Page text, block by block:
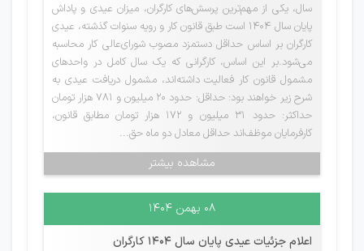
سال، یکی از مهم‌ترین پرسش‌های کارگران، میزان عیدی و پاداش
پایان سال ۱۴۰۴ است طبق قانون کار و رویه سنوات گذشته، عیدی
کارگران بر اساس حداقل دستمزد مصوب شورای‌عالی کار محاسبه
می‌شود.بر این اساس، کارگرانی که یک سال کامل در واحدهای
مشمول قانون کار فعالیت داشته‌اند، مشمول دریافت عیدی به
شرح زیر خواهند بود: حداقل: حدود ۲۰ میلیون و ۷۸۱ هزار تومان
حداکثر: حدود ۳۱ میلیون و ۱۷۲ هزار تومان مطابق قانون،
کارفرمایان موظف‌اند حداقل معادل دو ماه حق...
مشاهده بیشتر
۰۸ بهمن ۱۴۰۴
اعلام جزئیات عیدی پایان سال 1404 کارگران